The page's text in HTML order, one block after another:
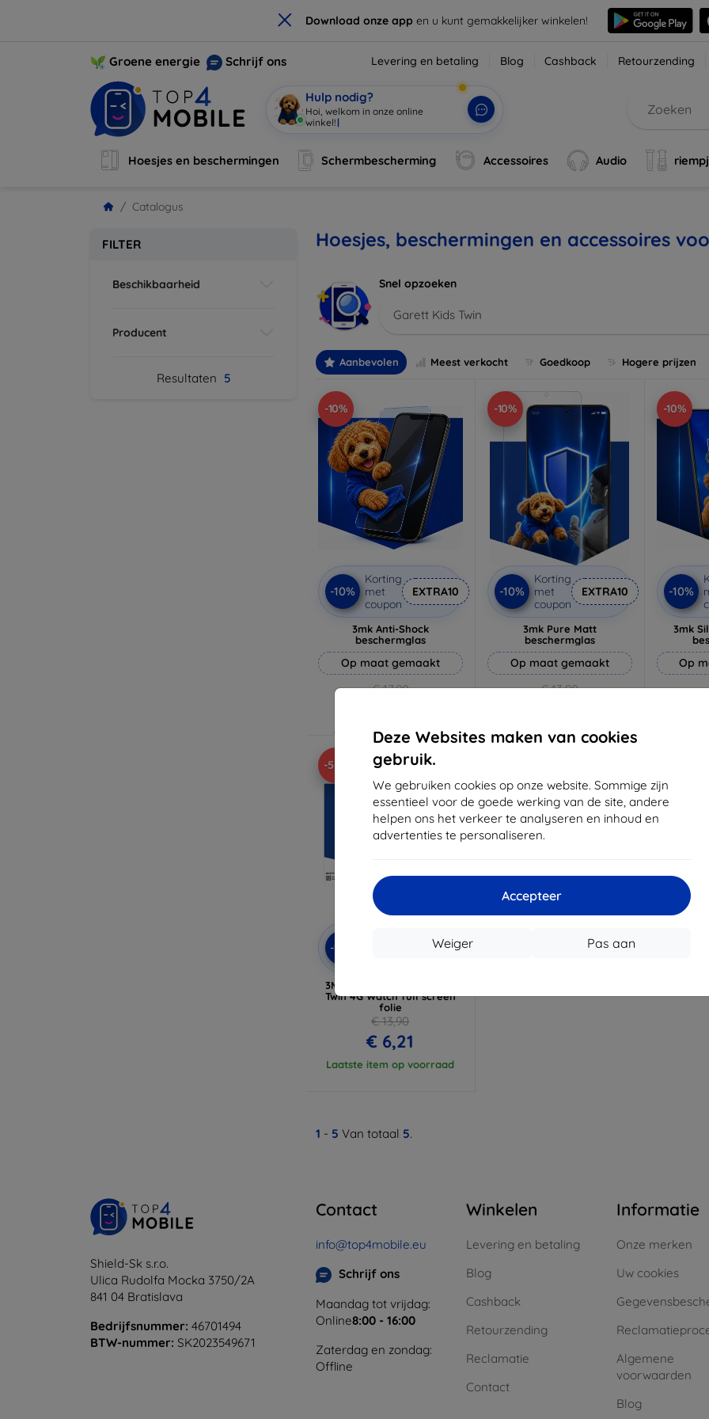
× Download onze app en u kunt gemakkelijker winkelen!
Deze Websites maken van cookies
gebruik.
We gebruiken cookies op onze website. Sommige zijn
essentieel voor de goede werking van de site, andere
helpen ons het verkeer te analyseren en inhoud en
advertenties te personaliseren.
Accepteer
Pas aan
Weiger
Groene energie Schrijf ons Levering en betaling Blog Cashback Retourzending
Hulp nodig?
Hoi, welkom in onze online wi
Hoesjes en beschermingen Schermbescherming Accessoires Audio
Catalogus
FILTER
Beschikbaarheid
Producent
Resultaten 5
Hoesjes, beschermingen en accessoires
Snel opzoeken
Garett Kids Twin
Aanbevolen Meest verkocht Goedkoop Hogere prijzen
-10%
-10%
Korting
met
coupon
EXTRA10
3mk Anti-Shock
beschermglas
Op maat gemaakt
€ 17,90
Op voorraad: > 5 stuks
-10%
-10%
Korting
met
coupon
EXTRA10
3mk Pure Matt
beschermglas
Op maat gemaakt
€ 13,90
Op voorraad: > 5 stuks
-10%
-10%
3mk
Op
Op
-55%
-10% EXTRA10
3MK Folia ARC Garett Kids
Twin 4G Watch full screen
folie
€ 13,90
€ 6,21
Laatste item op voorraad
1 - 5 Van totaal 5.
Shield-Sk s.r.o.
Ulica Rudolfa Mocka 3750/2A
841 04 Bratislava
Bedrijfsnummer: 46701494
BTW-nummer: SK2023549671
Contact
info@top4mobile.eu
Schrijf ons
Maandag tot vrijdag:
Online8:00 - 16:00
Zaterdag en zondag:
Offline
Winkelen
Levering en betaling
Blog
Cashback
Retourzending
Reclamatie
Contact
Informatie
Onze merken
Uw cookies
Algemene
voorwaarden
Blog